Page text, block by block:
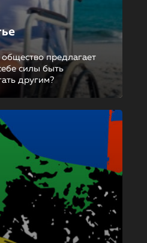
предлагает
силы быть
другим?